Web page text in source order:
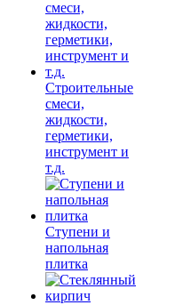
Строительные
смеси,
жидкости,
герметики,
инструмент и
т.д.
Ступени и
напольная
плитка